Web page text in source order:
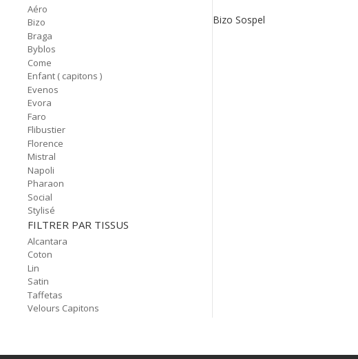
Aéro
Bizo
Braga
Byblos
Come
Enfant ( capitons )
Evenos
Evora
Faro
Flibustier
Florence
Mistral
Napoli
Pharaon
Social
Stylisé
FILTRER PAR TISSUS
Alcantara
Coton
Lin
Satin
Taffetas
Velours Capitons
Bizo Sospel